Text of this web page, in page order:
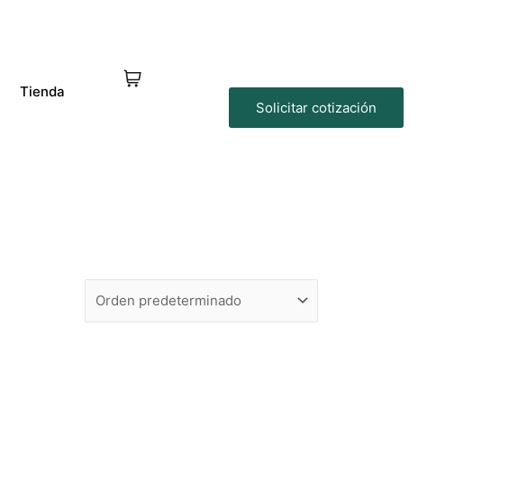
Tienda
Solicitar cotización